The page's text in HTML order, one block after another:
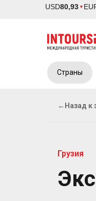
USD80,93 ▼
Страны
← Назад к
Грузия